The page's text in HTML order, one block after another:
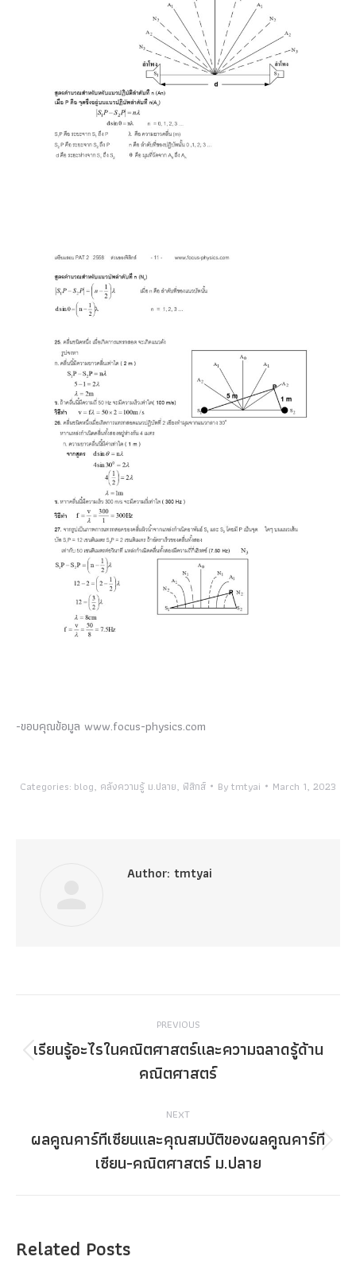
-ขอบคุณข้อมูล www.focus-physics.com
Categories: blog, คลังความรู้ ม.ปลาย, ฟิสิกส์ Bytmtyai March 1, 2023
Author: tmtyai
navigation
PREVIOUS
Previous
post:
เรียนรู้อะไรในคณิตศาสตร์และความฉลาดรู้ด้าน
คณิตศาสตร์
NEXT
Next
post:
ผลคูณคาร์ทีเซียนและคุณสมบัติของผลคูณคาร์ที
เซียน-คณิตศาสตร์ ม.ปลาย
Related Posts